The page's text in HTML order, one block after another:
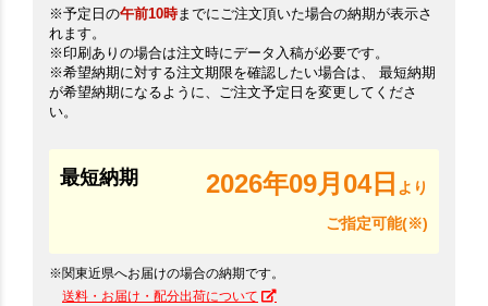
※予定日の午前10時までにご注文頂いた場合の納期が表示さ
れます。
※印刷ありの場合は注文時にデータ入稿が必要です。
※希望納期に対する注文期限を確認したい場合は、 最短納期
が希望納期になるように、ご注文予定日を変更してくださ
い。
最短納期 2026年09月04日 より
ご指定可能(※)
※関東近県へお届けの場合の納期です。
送料・お届け・配分出荷について